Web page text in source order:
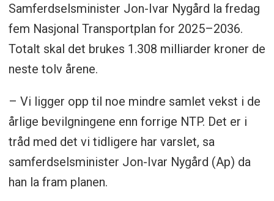
Dobbeltspor på jernbanen mellom Råde
og Fredrikstad til 23 milliarder kroner
Veipakke på rundt 18 milliarder kroner
til Buskerud, inkludert ny E16 mellom
Skaret og Hønefoss
10 milliarder til dobbeltspor på
jernbanen til Hamar
Røros- og Solørbanen skal
elektrifiseres for rundt 8 milliarder
Samferdselsminister Jon-Ivar Nygård la fredag
fem Nasjonal Transportplan for 2025–2036.
Totalt skal det brukes 1.308 milliarder kroner de
neste tolv årene.
– Vi ligger opp til noe mindre samlet vekst i de
årlige bevilgningene enn forrige NTP. Det er i
tråd med det vi tidligere har varslet, sa
samferdselsminister Jon-Ivar Nygård (Ap) da
han la fram planen.